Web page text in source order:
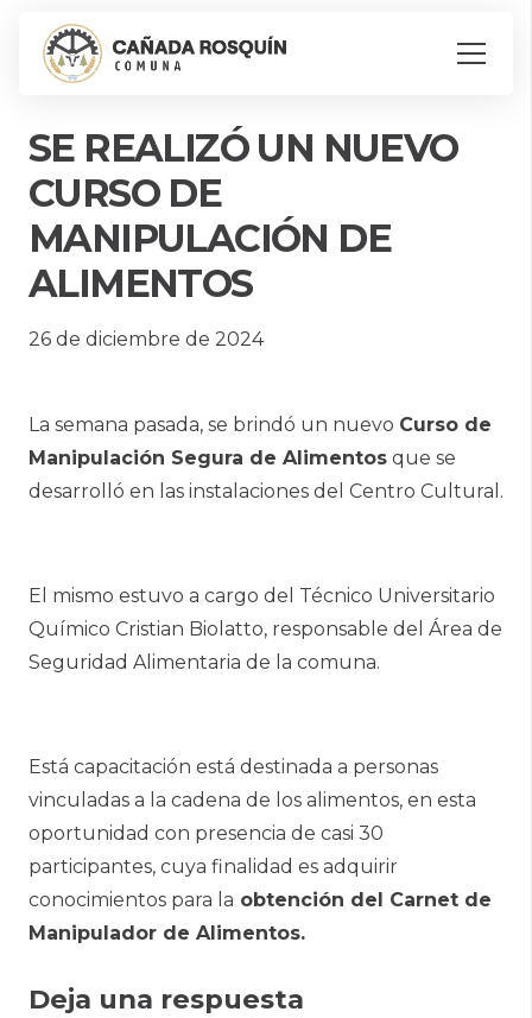
SE REALIZÓ UN NUEVO
CURSO DE
MANIPULACIÓN DE
ALIMENTOS
26 de diciembre de 2024
La semana pasada, se brindó un nuevo Curso de
Manipulación Segura de Alimentos que se
desarrolló en las instalaciones del Centro Cultural.
El mismo estuvo a cargo del Técnico Universitario
Químico Cristian Biolatto, responsable del Área de
Seguridad Alimentaria de la comuna.
Está capacitación está destinada a personas
vinculadas a la cadena de los alimentos, en esta
oportunidad con presencia de casi 30
participantes, cuya finalidad es adquirir
conocimientos para la obtención del Carnet de
Manipulador de Alimentos.
Deja una respuesta